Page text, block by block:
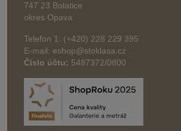
747 23 Bolatice
okres Opava
Telefon 1: (+420) 228 229 395
E-mail: eshop@stoklasa.cz
Číslo účtu: 5487372/0800